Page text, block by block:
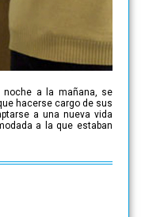
a la mañana, se
hacerse cargo de sus
a una nueva vida
a la que estaban